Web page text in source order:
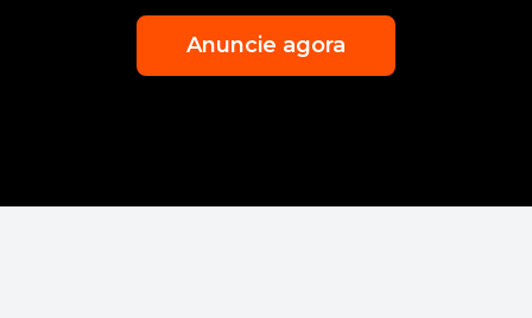
Anuncie agora